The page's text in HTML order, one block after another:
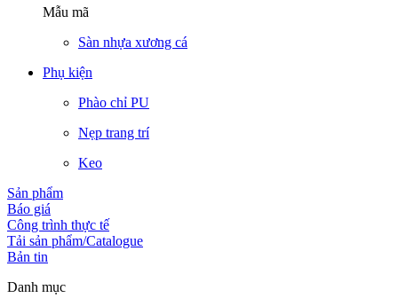
Mẫu mã
Sàn nhựa xương cá
Phụ kiện
Phào chỉ PU
Nẹp trang trí
Keo
Sản phẩm
Báo giá
Công trình thực tế
Tải sản phẩm/Catalogue
Bản tin
Danh mục